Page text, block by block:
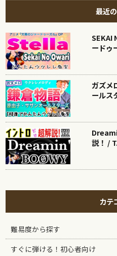
最近
SEKAI
ードゥ
ガズメ
ールス
説！ /
カテ
難易度から探す
すぐに弾ける！初心者向け